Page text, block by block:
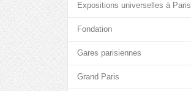
Expositions universelles à Paris
Fondation
Gares parisiennes
Grand Paris